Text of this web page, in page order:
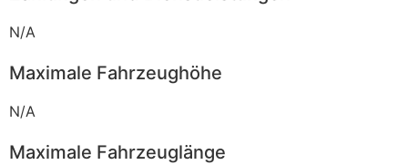
N/A
Maximale Fahrzeughöhe
N/A
Maximale Fahrzeuglänge